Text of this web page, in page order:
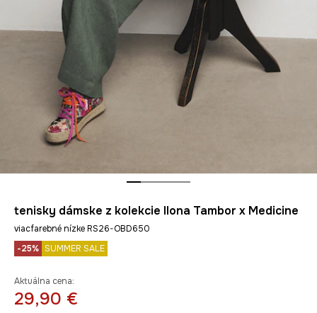
tenisky dámske z kolekcie Ilona Tambor x Medicine
viacfarebné nízke RS26-OBD650
-25% SUMMER SALE
Aktuálna cena:
29,90 €